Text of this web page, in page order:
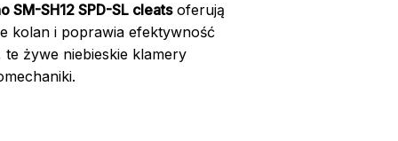
SM-SH12 SPD-SL cleatsoferują
kolan i poprawia efektywność
te żywe niebieskie klamery